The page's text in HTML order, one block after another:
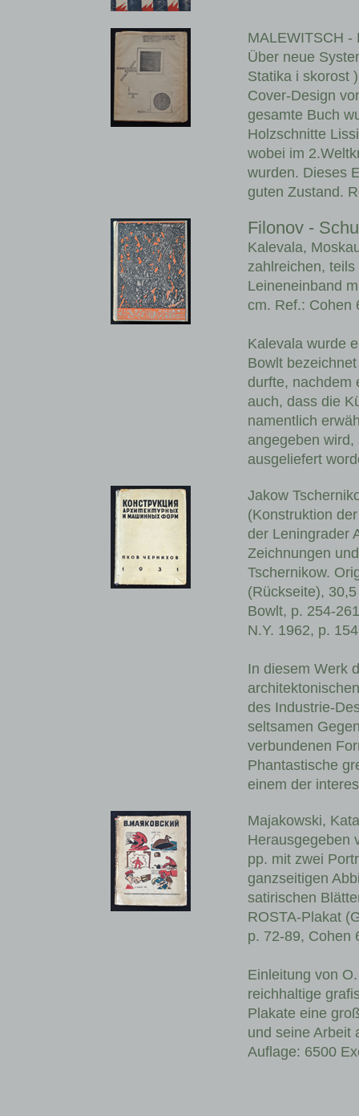
MALEWITSCH -
Über neue
Statika i skorost
Cover-Design
gesamte Buch
Holzschnitte
wobei im
wurden. Dieses
guten Zustand.
Filonov -
Kalevala,
zahlreichen,
Leineneinband
cm. Ref.: Cohen
Kalevala wurde
Bowlt
durfte, nachdem
auch, dass die
namentlich
angegeben
ausgeliefert
Jakow
(Konstruktion
der Leningrader
Zeichnungen
Tschernikow.
(Rückseite),
Bowlt, p. 254-
N.Y. 1962, p.
In diesem Werk
des Industrie-
seltsamen
verbundenen
Phantastische
einem der
Majakowski,
Herausgegeben
pp. mit zwei
ganzseitigen
satirischen
ROSTA-Plakat
p. 72-89, Cohen
Einleitung von
reichhaltige
Plakate eine
und seine Arbeit
Auflage: 6500